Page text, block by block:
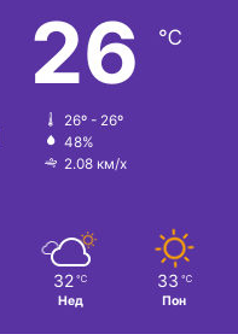
26 ℃
26º - 26º
48%
2.08 км/х
32 ℃
Нед
33 ℃
Пон